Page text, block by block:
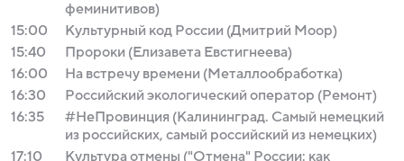
феминитивов)
15:00
Культурный код России (Дмитрий Моор)
15:40
Пророки (Елизавета Евстигнеева)
16:00
На встречу времени (Металлообработка)
16:30
Российский экологический оператор (Ремонт)
16:35
#НеПровинция (Калининград. Самый немецкий
из российских, самый российский из немецких)
17:10
Культура отмены ("Отмена" России: как